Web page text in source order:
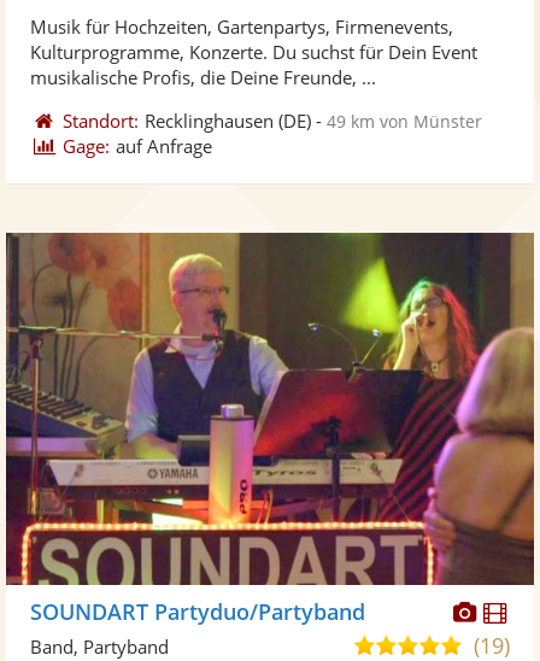
Musik für Hochzeiten, Gartenpartys, Firmenevents,
Kulturprogramme, Konzerte. Du suchst für Dein Event
musikalische Profis, die Deine Freunde, ...
Standort: Recklinghausen (DE) -49 km von Münster
Gage: auf Anfrage
SOUNDART Partyduo/Partyband
5,0(19)
Band, Partyband